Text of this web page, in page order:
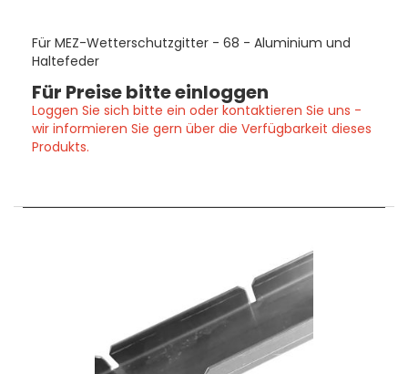
Für MEZ-Wetterschutzgitter - 68 - Aluminium und
Haltefeder
Für Preise bitte einloggen
Loggen Sie sich bitte ein oder kontaktieren Sie uns -
wir informieren Sie gern über die Verfügbarkeit dieses
Produkts.